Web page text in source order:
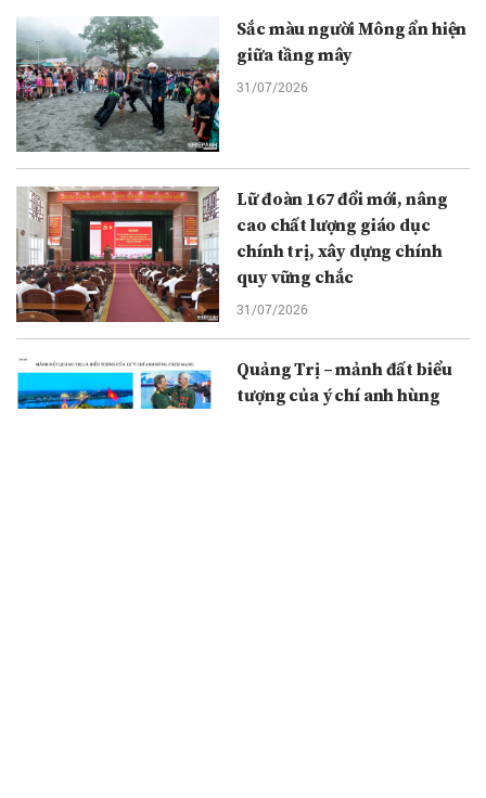
Sắc màu người Mông ẩn hiện
giữa tầng mây
31/07/2026
Lữ đoàn 167 đổi mới, nâng
cao chất lượng giáo dục
chính trị, xây dựng chính
quy vững chắc
31/07/2026
Quảng Trị – mảnh đất biểu
tượng của ý chí anh hùng